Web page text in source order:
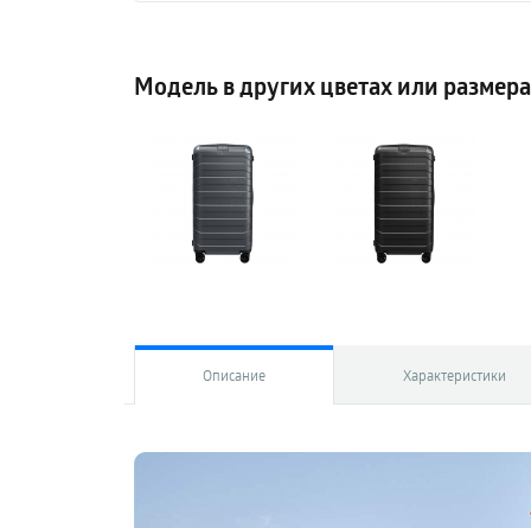
Модель в других цветах или
Описание Характеристики